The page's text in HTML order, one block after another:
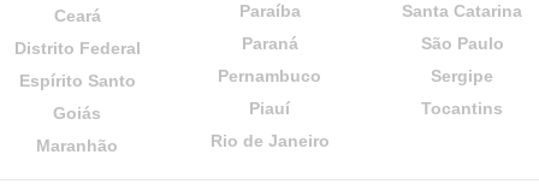
Ceará
Distrito Federal
Espírito Santo
Goiás
Maranhão
Paraíba
Paraná
Pernambuco
Piauí
Rio de Janeiro
Santa Catarina
São Paulo
Sergipe
Tocantins